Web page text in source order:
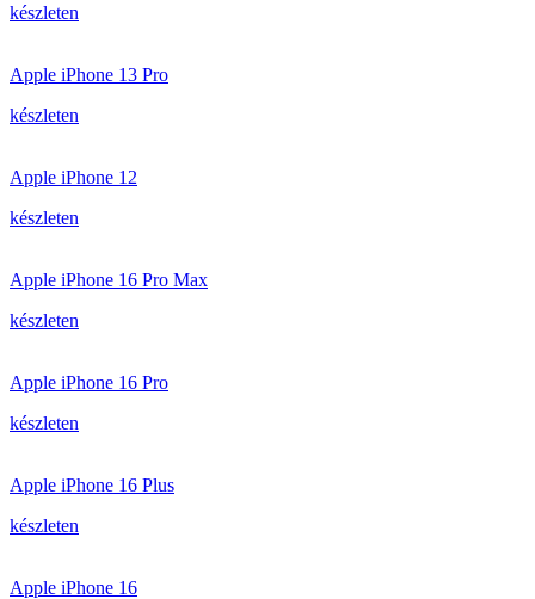
készleten
Apple iPhone 13 Pro
készleten
Apple iPhone 12
készleten
Apple iPhone 16 Pro Max
készleten
Apple iPhone 16 Pro
készleten
Apple iPhone 16 Plus
készleten
Apple iPhone 16